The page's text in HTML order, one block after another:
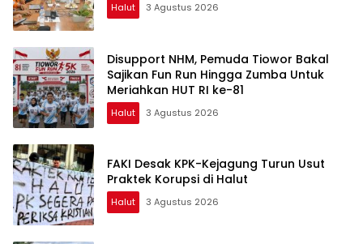
Halut 3 Agustus 2026
Disupport NHM, Pemuda Tiowor Bakal
Sajikan Fun Run Hingga Zumba Untuk
Meriahkan HUT RI ke-81
Halut 3 Agustus 2026
FAKI Desak KPK-Kejagung Turun Usut
Praktek Korupsi di Halut
Halut 3 Agustus 2026